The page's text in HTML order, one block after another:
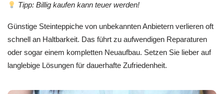
Tipp: Billig kaufen kann teuer werden!
Günstige Steinteppiche von unbekannten Anbietern verlieren oft
schnell an Haltbarkeit. Das führt zu aufwendigen Reparaturen
oder sogar einem kompletten Neuaufbau. Setzen Sie lieber auf
langlebige Lösungen für dauerhafte Zufriedenheit.